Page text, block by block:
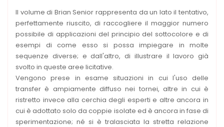
Il volume di Brian Senior rappresenta da un lato il tentativo,
perfettamente riuscito, di raccogliere il maggior numero
possibile di applicazioni del principio del sottocolore e di
esempi di come esso si possa impiegare in molte
sequenze diverse; e dall'altro, di illustrare il lavoro già
svolto in queste aree licitative.
Vengono prese in esame situazioni in cui l'uso delle
transfer è ampiamente diffuso nei tornei, altre in cui è
ristretto invece alla cerchia degli esperti e altre ancora in
cui è adottato solo da coppie isolate ed è ancora in fase di
sperimentazione; né si è tralasciata la stretta relazione